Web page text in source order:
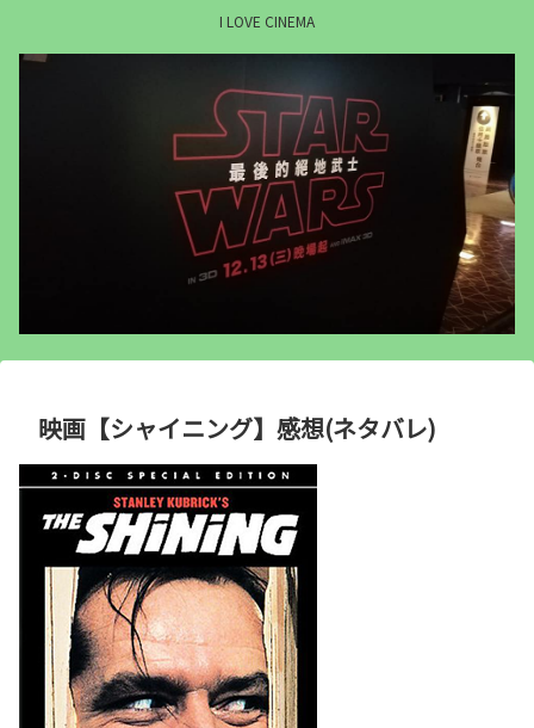
I LOVE CINEMA
映画【シャイニング】感想(ネタバレ)